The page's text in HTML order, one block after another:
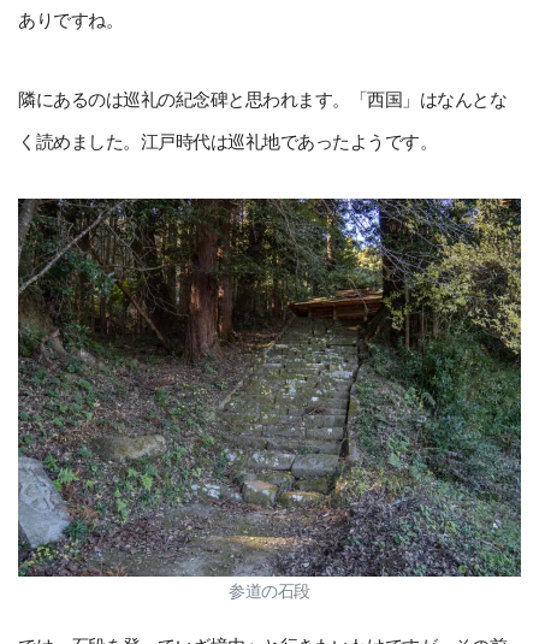
ありですね。
隣にあるのは巡礼の紀念碑と思われます。「西国」はなんとな
く読めました。江戸時代は巡礼地であったようです。
参道の石段